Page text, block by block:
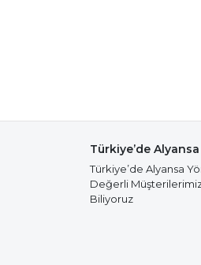
Türkiye’de
Türkiye’de Alyansa
Değerli
Biliyoruz